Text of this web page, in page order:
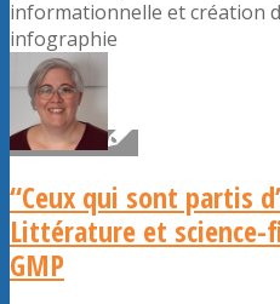
informationnelle et création
infographie
“Ceux qui sont partis
Littérature et science-
GMP